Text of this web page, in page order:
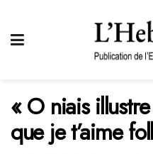
« O niais
que je t’aime